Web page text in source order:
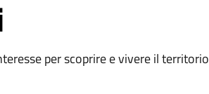
per scoprire e vivere il territorio